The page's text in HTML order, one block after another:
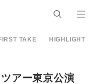
TAKE HIGHLIGHT
アー東京公演